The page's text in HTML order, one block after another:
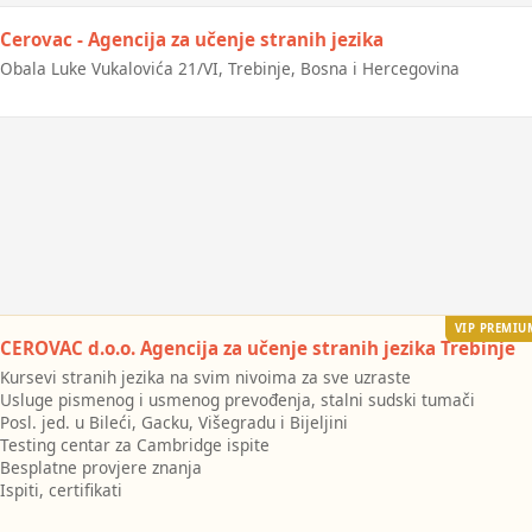
Cerovac - Agencija za učenje stranih jezika
Obala Luke Vukalovića 21/VI, Trebinje, Bosna i Hercegovina
VIP
CEROVAC d.o.o. Agencija za učenje stranih jezika Trebinje
Kursevi stranih jezika na svim nivoima za sve uzraste
Usluge pismenog i usmenog prevođenja, stalni sudski tumači
Posl. jed. u Bileći, Gacku, Višegradu i Bijeljini
Testing centar za Cambridge ispite
Besplatne provjere znanja
Ispiti, certifikati